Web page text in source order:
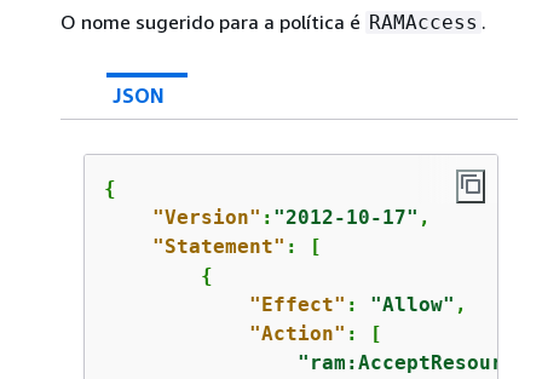
O nome sugerido para a política é RAMAccess .
JSON
{
"Version" : "2012-10-17" ,
"Statement" : [
{
"Effect" : "Allow" ,
"Action" : [